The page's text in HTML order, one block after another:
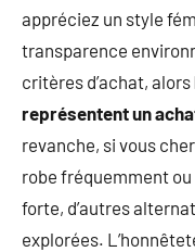
appréciez un style
transparence
critères d’achat, alors
représentent un
revanche, si vous
robe fréquemment
forte, d’autres
explorées.